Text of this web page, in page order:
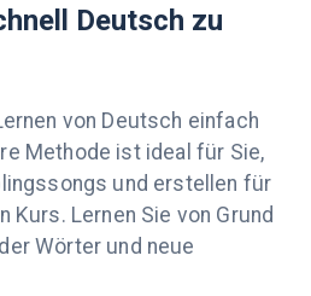
Deutsch zu
von Deutsch einfach
Methode ist ideal für Sie,
und erstellen für
Kurs. Lernen Sie von Grund
Wörter und neue